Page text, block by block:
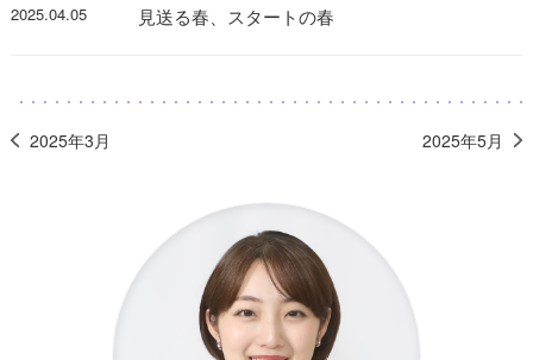
2025.04.05 見送る春、スタートの春
2025年3月 2025年5月